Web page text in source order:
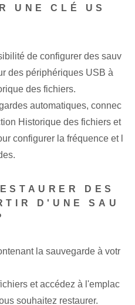
UNE CLÉ US
de configurer des sauv
des périphériques USB à
des fichiers.
automatiques, connec
Historique des fichiers et
configurer la fréquence et l
DES
D'UNE SAU
la sauvegarde à votr
et accédez à l'emplac
souhaitez restaurer.